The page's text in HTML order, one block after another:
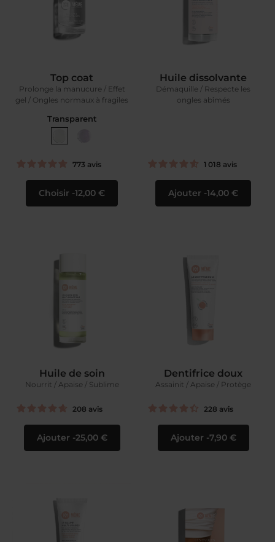
Top coat
Prolonge la manucure / Effet
gel / Ongles normaux à fragiles
Transparent
773 avis
Choisir 12,00 €
Huile dissolvante
Démaquille / Respecte les
ongles abîmés
1 018 avis
Ajouter 14,00 €
Huile de soin
Nourrit / Apaise / Sublime
208 avis
Ajouter 25,00 €
Dentifrice doux
Assainit / Apaise / Protège
228 avis
Ajouter 7,90 €